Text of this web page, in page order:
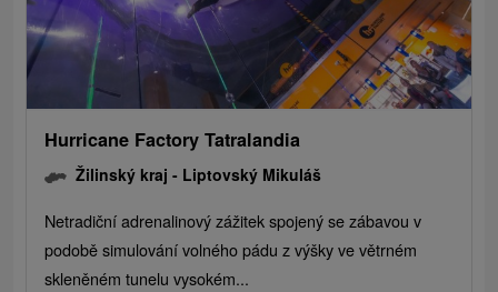
Hurricane Factory Tatralandia
Žilinský kraj - Liptovský Mikuláš
Netradiční adrenalinový zážitek spojený se zábavou v
podobě simulování volného pádu z výšky ve větrném
skleněném tunelu vysokém...